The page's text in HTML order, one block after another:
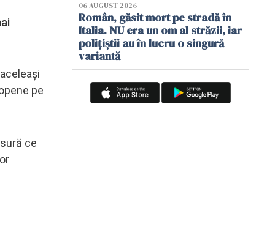
pe
ce
06 AUGUST 2026
Român, găsit mort pe stradă în
Italia. NU era un om al străzii, iar
polițiștii au în lucru o singură
variantă